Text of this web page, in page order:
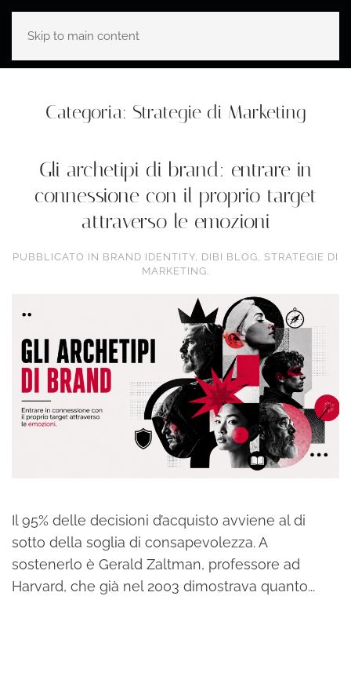
Skip to main content
Categoria: Strategie di Marketing
Gli archetipi di brand: entrare in
connessione con il proprio target
attraverso le emozioni
PUBBLICATO IN BRAND IDENTITY, DIBI BLOG, STRATEGIE DI
MARKETING.
Il 95% delle decisioni d’acquisto avviene al di
sotto della soglia di consapevolezza. A
sostenerlo è Gerald Zaltman, professore ad
Harvard, che già nel 2003 dimostrava quanto...